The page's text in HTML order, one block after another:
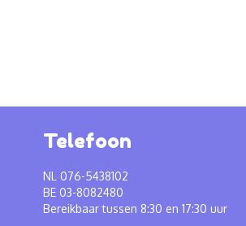
Telefoon
NL 076-5438102
BE 03-8082480
Bereikbaar tussen 8:30 en 17:30 uur